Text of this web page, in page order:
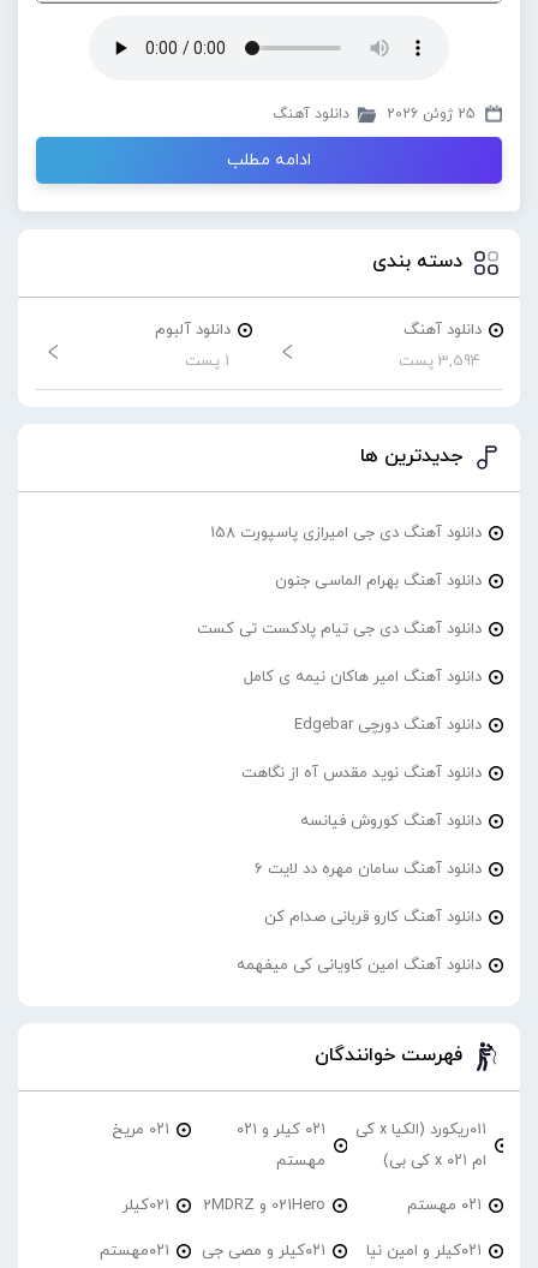
25 ژوئن 2026 دانلود آهنگ
ادامه مطلب
دسته بندی
دانلود آهنگ
3,594 پست
دانلود آلبوم
1 پست
جدیدترین ها
دانلود آهنگ دی جی امیرازی پاسپورت 158
دانلود آهنگ بهرام الماسی جنون
دانلود آهنگ دی جی تیام پادکست تی کست
دانلود آهنگ امیر هاکان نیمه ی کامل
دانلود آهنگ دورچی Edgebar
دانلود آهنگ نوید مقدس آه از نگاهت
دانلود آهنگ کوروش فیانسه
دانلود آهنگ سامان مهره دد لایت 6
دانلود آهنگ کارو قربانی صدام کن
دانلود آهنگ امین کاویانی کی میفهمه
فهرست خوانندگان
۰۱۱ریکورد (الکیا x کی
ام ۰۲۱ x کی بی)
۰۲۱ کیلر و ۰۲۱
مهستم
۰۲۱ مریخ
۰۲۱ مهستم 021Hero و 2MDRZ 021کیلر
۰۲۱کیلر و امین نیا ۰۲۱کیلر و مصی جی ۰۲۱مهستم